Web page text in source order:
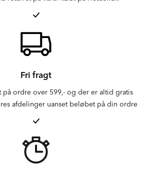
Fri fragt
på ordre over 599,- og der er altid gratis
afdelinger uanset beløbet på din ordre